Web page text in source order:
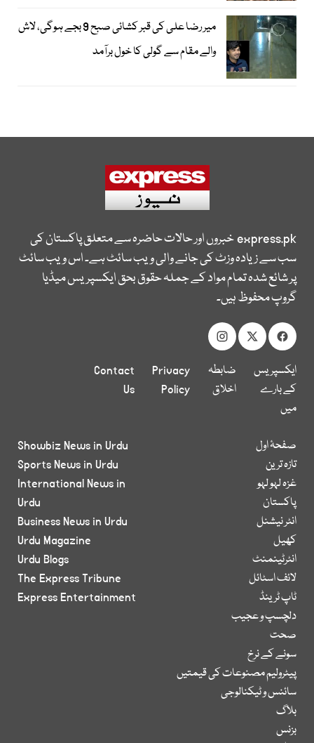
میر رضا علی کی قبر کشائی صبح 9 بجے ہوگی، لاش
والے مقام سے گولی کا خول برآمد
express.pkخبروں اور حالات حاضرہ سے متعلق پاکستان کی
سب سے زیادہ وزٹ کی جانے والی ویب سائٹ ہے۔ اس ویب سائٹ
پر شائع شدہ تمام مواد کے جملہ حقوق بحق ایکسپریس میڈیا
گروپ محفوظ ہیں۔
ایکسپریس
کے بارے
میں
ضابطہ
اخلاق
Privacy
Policy
Contact
Us
صفحۂ اول
تازہ ترین
غزہ لہو لہو
پاکستان
انٹر نیشنل
کھیل
انٹرٹینمنٹ
لائف اسٹائل
ٹاپ ٹرینڈ
دلچسپ و عجیب
صحت
سونے کے نرخ
پیٹرولیم مصنوعات کی قیمتیں
سائنس و ٹیکنالوجی
بلاگ
بزنس
Showbiz News in Urdu
Sports News in Urdu
International News in
Urdu
Business News in Urdu
Urdu Magazine
Urdu Blogs
The Express Tribune
Express Entertainment